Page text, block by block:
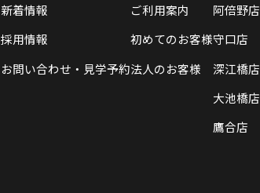
新着情報
採用情報
お問い合わせ・見学予約
ご利用案内
初めてのお客様
法人のお客様
阿倍野店
守口店
深江橋店
大池橋店
鷹合店